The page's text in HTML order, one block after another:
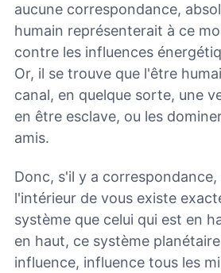
aucune correspondance,
humain représenterait à ce
contre les influences
Or, il se trouve que l'être
canal, en quelque sorte, une
en être esclave, ou les
amis.
Donc, s'il y a
l'intérieur de vous existe
système que celui qui est en
en haut, ce système
influence, influence tous les